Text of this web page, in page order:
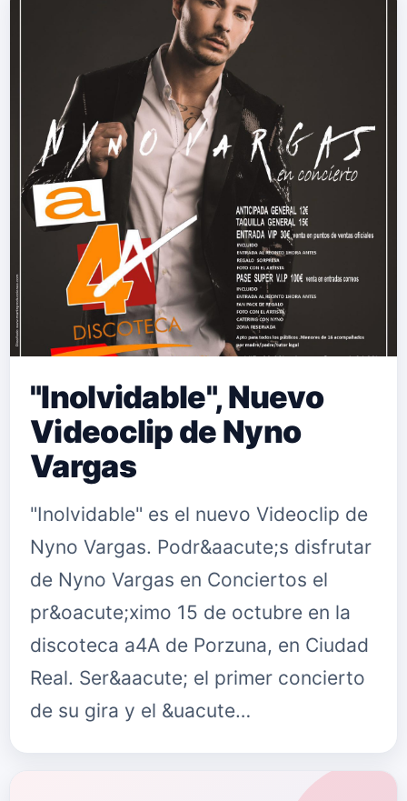
C&aacute;diz,&nbsp; empez&oa…
"Inolvidable", Nuevo
Videoclip de Nyno
Vargas
"Inolvidable" es el nuevo Videoclip de
Nyno Vargas. Podr&aacute;s disfrutar
de Nyno Vargas en Conciertos el
pr&oacute;ximo 15 de octubre en la
discoteca a4A de Porzuna, en Ciudad
Real. Ser&aacute; el primer concierto
de su gira y el &uacute…